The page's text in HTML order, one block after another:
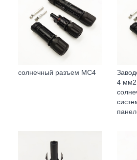
солнечный разъем MC4
4